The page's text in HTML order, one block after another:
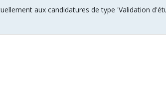
aux candidatures de type 'Validation